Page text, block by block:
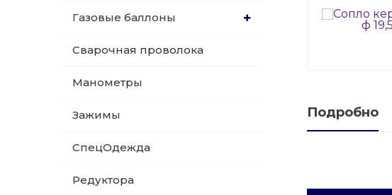
Обслуживание баллонов
Углекислотные баллоны
015 Резаки
009 ЗИП и крепеж
018 Электроды
Газовые баллоны
Сварочная проволока
Манометры
Зажимы
СпецОдежда
Редуктора
Подробно